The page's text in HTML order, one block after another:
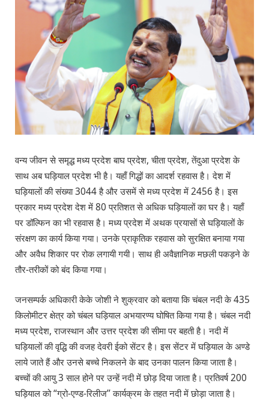
वन्य जीवन से समृद्ध मध्य प्रदेश बाघ प्रदेश, चीता प्रदेश, तेंदुआ प्रदेश के
साथ अब घड़ियाल प्रदेश भी है। यहाँ गिद्धों का आदर्श रहवास है। देश में
घड़ियालों की संख्या 3044 है और उसमें से मध्य प्रदेश में 2456 है। इस
प्रकार मध्य प्रदेश देश में 80 प्रतिशत से अधिक घड़ियालों का घर है। यहाँ
पर डॉल्फिन का भी रहवास है। मध्य प्रदेश में अथक प्रयासों से घड़ियालों के
संरक्षण का कार्य किया गया। उनके प्राकृतिक रहवास को सुरक्षित बनाया गया
और अवैध शिकार पर रोक लगायी गयी। साथ ही अवैज्ञानिक मछली पकड़ने के
तौर-तरीकों को बंद किया गया।
जनसम्पर्क अधिकारी केके जोशी ने शुक्रवार को बताया कि चंबल नदी के 435
किलोमीटर क्षेत्र को चंबल घड़ियाल अभयारण्य घोषित किया गया है। चंबल नदी
मध्य प्रदेश, राजस्थान और उत्तर प्रदेश की सीमा पर बहती है। नदी में
घड़ियालों की वृद्धि की वजह देवरी ईको सेंटर है। इस सेंटर में घड़ियाल के अण्डे
लाये जाते हैं और उनसे बच्चे निकलने के बाद उनका पालन किया जाता है।
बच्चों की आयु 3 साल होने पर उन्हें नदी में छोड़ दिया जाता है। प्रतिवर्ष 200
घड़ियाल को “ग्रो-एण्ड-रिलीज’’ कार्यक्रम के तहत नदी में छोड़ा जाता है।